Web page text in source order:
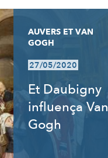
AUVERS ET VAN
GOGH
27/05/2020
Et Daubigny
influença Van
Gogh